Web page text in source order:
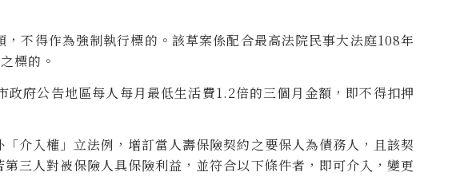
不得作為強制執行標的。該草案係配合最高法院民事大法庭108年
標的。
府公告地區每人每月最低生活費1.2倍的三個月金額，即不得扣押
介入權」立法例，增訂當人壽保險契約之要保人為債務人，且該契
三人對被保險人具保險利益，並符合以下條件者，即可介入，變更